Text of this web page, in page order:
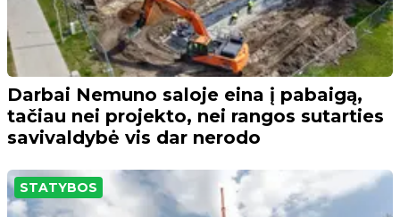
Darbai Nemuno saloje eina į pabaigą,
tačiau nei projekto, nei rangos sutarties
savivaldybė vis dar nerodo
STATYBOS